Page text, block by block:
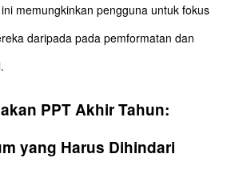
memungkinkan pengguna untuk fokus
daripada pada pemformatan dan
PPT Akhir Tahun:
yang Harus Dihindari